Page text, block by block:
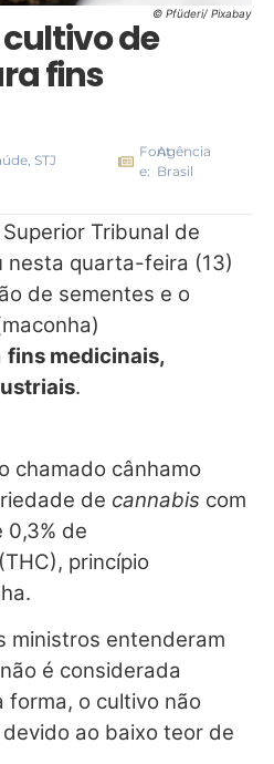
© Pfüderi/ Pixabay
de
fins
, STJ
Font
e:
Agência
Brasil
Tribunal de
nesta quarta-feira (13)
de sementes e o
fins medicinais,
.
chamado cânhamo
de cannabis com
0,3% de
princípio
ministros entenderam
é considerada
forma, o cultivo não
ao baixo teor de